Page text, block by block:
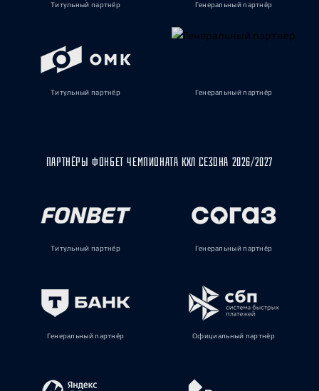
Титульный партнёр Генеральный партнёр
Титульный партнёр Генеральный партнёр
ПАРТНЁРЫ ФОНБЕТ ЧЕМПИОНАТА КХЛ СЕЗОНА 2026/2027
Титульный партнёр Генеральный партнёр
Генеральный партнёр Официальный партнёр